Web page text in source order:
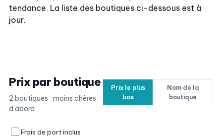
tendance. La liste des boutiques ci-dessous est à
jour.
Prix par boutique
2 boutiques · moins chères
d'abord
Prix le plus
bas
Nom de la
boutique
Frais de port inclus